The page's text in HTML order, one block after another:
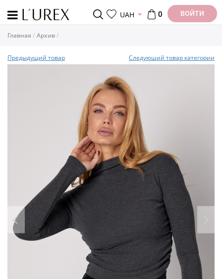
UAH 0 ВОЙТИ
Главная Архив
Предыдущий товар Следуюший товар категории